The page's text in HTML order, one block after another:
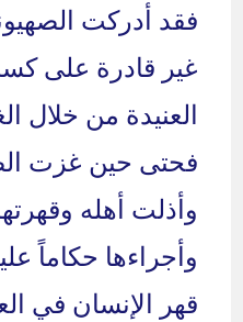
فقد أدركت
غير قادرة على
العنيدة من خلال
فحتى حين غزت
وأذلت أهله
وأجراءها حكاماً
قهر الإنسان في